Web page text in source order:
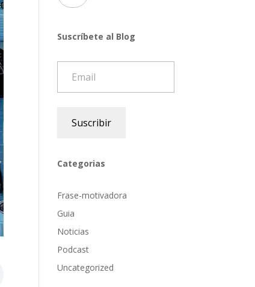
Suscríbete al Blog
Suscribir
Categorias
Frase-motivadora
Guia
Noticias
Podcast
Uncategorized